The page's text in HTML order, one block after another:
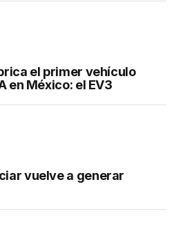
el primer vehículo
en México: el EV3
vuelve a generar